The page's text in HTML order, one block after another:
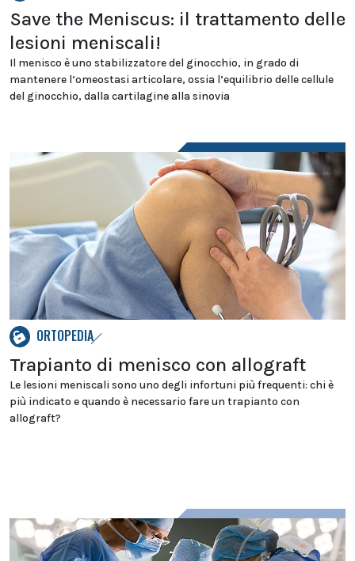
Save the Meniscus: il trattamento delle
lesioni meniscali!
Il menisco è uno stabilizzatore del ginocchio, in grado di
mantenere l’omeostasi articolare, ossia l’equilibrio delle cellule
del ginocchio, dalla cartilagine alla sinovia
ORTOPEDIA
Trapianto di menisco con allograft
Le lesioni meniscali sono uno degli infortuni più frequenti: chi è
più indicato e quando è necessario fare un trapianto con
allograft?